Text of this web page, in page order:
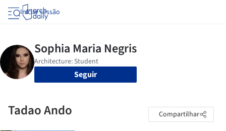
Iniciar sessão
Seguir
Tadao Ando Compartilhar